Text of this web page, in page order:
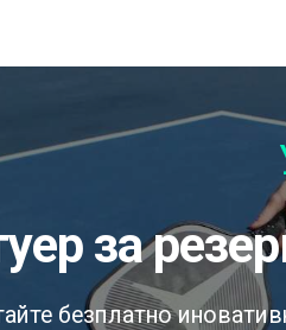
за
безплатно